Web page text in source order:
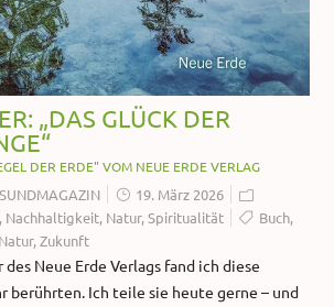
„DAS GLÜCK DER
DER ERDE" VOM NEUE ERDE VERLAG
19. März 2026
, Nachhaltigkeit, Natur,Spiritualität Buch,
Natur,Zukunft
Neue Erde Verlags fand ich diese
berührten. Ich teile sie heute gerne – und